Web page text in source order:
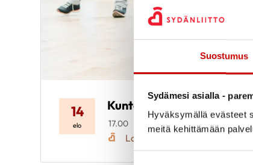
Suostumus
Sydämesi asialla -
Hyväksymällä evästeet
meitä kehittämään
14
elo
Kuntosali
17.00 Kaupunginsairaala kuntosali
Lahden Sydänyhdistys Ry